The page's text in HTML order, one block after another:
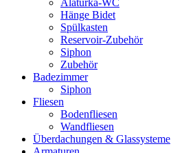
Alaturka-WC
Hänge Bidet
Spülkasten
Reservoir-Zubehör
Siphon
Zubehör
Badezimmer
Siphon
Fliesen
Bodenfliesen
Wandfliesen
Überdachungen & Glassysteme